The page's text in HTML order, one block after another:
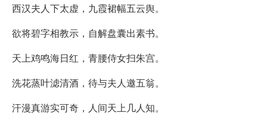
西汉夫人下太虚，九霞裙幅五云舆。
欲将碧字相教示，自解盘囊出素书。
天上鸡鸣海日红，青腰侍女扫朱宫。
洗花蒸叶滤清酒，待与夫人邀五翁。
汗漫真游实可奇，人间天上几人知。